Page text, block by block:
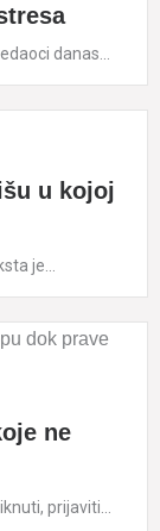
danas...
u kojoj
je...
ne
prijaviti...